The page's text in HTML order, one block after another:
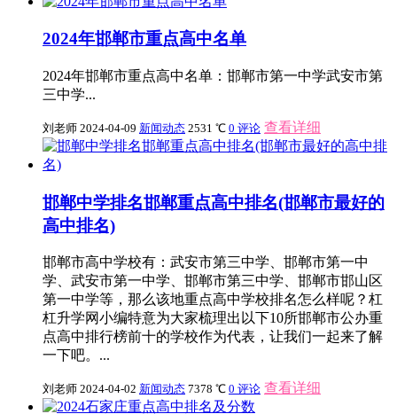
2024年邯郸市重点高中名单
2024年邯郸市重点高中名单：邯郸市第一中学武安市第
三中学...
刘老师 2024-04-09 新闻动态 2531 ℃ 0 评论 查看详细
邯郸中学排名邯郸重点高中排名(邯郸市最好的
高中排名)
邯郸市高中学校有：武安市第三中学、邯郸市第一中
学、武安市第一中学、邯郸市第三中学、邯郸市邯山区
第一中学等，那么该地重点高中学校排名怎么样呢？杠
杠升学网小编特意为大家梳理出以下10所邯郸市公办重
点高中排行榜前十的学校作为代表，让我们一起来了解
一下吧。...
刘老师 2024-04-02 新闻动态 7378 ℃ 0 评论 查看详细